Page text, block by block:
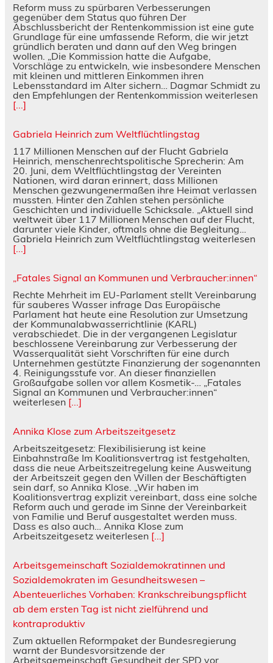
Reform muss zu spürbaren Verbesserungen
gegenüber dem Status quo führen Der
Abschlussbericht der Rentenkommission ist eine gute
Grundlage für eine umfassende Reform, die wir jetzt
gründlich beraten und dann auf den Weg bringen
wollen. „Die Kommission hatte die Aufgabe,
Vorschläge zu entwickeln, wie insbesondere Menschen
mit kleinen und mittleren Einkommen ihren
Lebensstandard im Alter sichern… Dagmar Schmidt zu
den Empfehlungen der Rentenkommission weiterlesen
[...]
Gabriela Heinrich zum Weltflüchtlingstag
117 Millionen Menschen auf der Flucht Gabriela
Heinrich, menschenrechtspolitische Sprecherin: Am
20. Juni, dem Weltflüchtlingstag der Vereinten
Nationen, wird daran erinnert, dass Millionen
Menschen gezwungenermaßen ihre Heimat verlassen
mussten. Hinter den Zahlen stehen persönliche
Geschichten und individuelle Schicksale. „Aktuell sind
weltweit über 117 Millionen Menschen auf der Flucht,
darunter viele Kinder, oftmals ohne die Begleitung…
Gabriela Heinrich zum Weltflüchtlingstag weiterlesen
[...]
„Fatales Signal an Kommunen und Verbraucher:innen“
Rechte Mehrheit im EU-Parlament stellt Vereinbarung
für sauberes Wasser infrage Das Europäische
Parlament hat heute eine Resolution zur Umsetzung
der Kommunalabwasserrichtlinie (KARL)
verabschiedet. Die in der vergangenen Legislatur
beschlossene Vereinbarung zur Verbesserung der
Wasserqualität sieht Vorschriften für eine durch
Unternehmen gestützte Finanzierung der sogenannten
4. Reinigungsstufe vor. An dieser finanziellen
Großaufgabe sollen vor allem Kosmetik-… „Fatales
Signal an Kommunen und Verbraucher:innen“
weiterlesen [...]
Annika Klose zum Arbeitszeitgesetz
Arbeitszeitgesetz: Flexibilisierung ist keine
Einbahnstraße Im Koalitionsvertrag ist festgehalten,
dass die neue Arbeitszeitregelung keine Ausweitung
der Arbeitszeit gegen den Willen der Beschäftigten
sein darf, so Annika Klose. „Wir haben im
Koalitionsvertrag explizit vereinbart, dass eine solche
Reform auch und gerade im Sinne der Vereinbarkeit
von Familie und Beruf ausgestaltet werden muss.
Dass es also auch… Annika Klose zum
Arbeitszeitgesetz weiterlesen [...]
Arbeitsgemeinschaft Sozialdemokratinnen und
Sozialdemokraten im Gesundheitswesen –
Abenteuerliches Vorhaben: Krankschreibungspflicht
ab dem ersten Tag ist nicht zielführend und
kontraproduktiv
Zum aktuellen Reformpaket der Bundesregierung
warnt der Bundesvorsitzende der
Arbeitsgemeinschaft Gesundheit der SPD vor